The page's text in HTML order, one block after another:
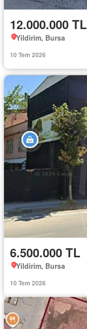
12.000.000 TL
Yildirim, Bursa
10 Tem 2026
6.500.000 TL
Yildirim, Bursa
10 Tem 2026